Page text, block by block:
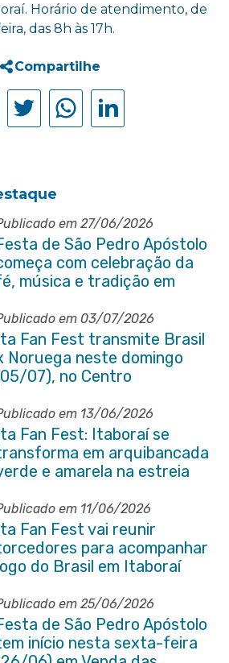
Horário de atendimento, de
das 8h às 17h.
Compartilhe
em 27/06/2026
de São Pedro Apóstolo
com celebração da
música e tradição em
das Pedras
em 03/07/2026
Fan Fest transmite Brasil
Noruega neste domingo
07), no Centro
em 13/06/2026
Fan Fest: Itaboraí se
em arquibancada
e amarela na estreia
Brasil na Copa do Mundo
em 11/06/2026
Fan Fest vai reunir
para acompanhar
do Brasil em Itaboraí
em 25/06/2026
de São Pedro Apóstolo
início nesta sexta-feira